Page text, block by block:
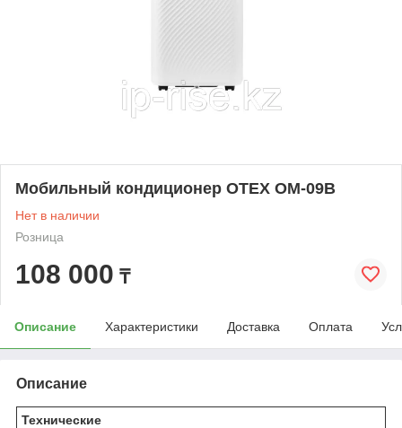
Мобильный кондиционер OTEX OM-09B
Нет в наличии
Розница
108 000 ₸
Описание Характеристики Доставка Оплата
Описание
Технические